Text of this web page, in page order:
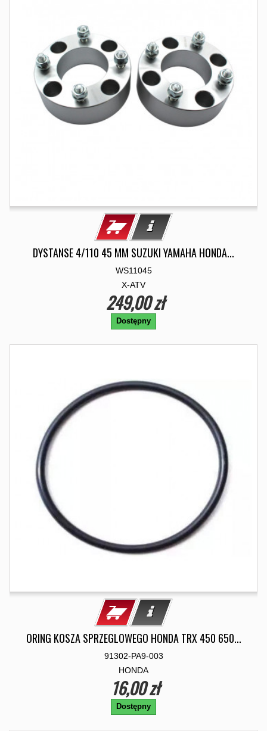
DYSTANSE 4/110 45 MM SUZUKI YAMAHA HONDA...
WS11045
X-ATV
249,00 zł
Dostępny
ORING KOSZA SPRZEGLOWEGO HONDA TRX 450 650...
91302-PA9-003
HONDA
16,00 zł
Dostępny